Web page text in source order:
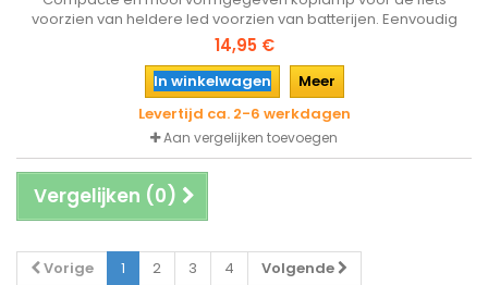
voorzien van heldere led voorzien van batterijen. Eenvoudig
met de bevestigingshaak boven het spatbord te schroeven dus
geen last meer van diefstal en (kapotte) draden!
14,95 €
In winkelwagen
Meer
Levertijd ca. 2-6 werkdagen
Aan vergelijken toevoegen
Vergelijken (0)
Vorige 1 2 3 4 Volgende